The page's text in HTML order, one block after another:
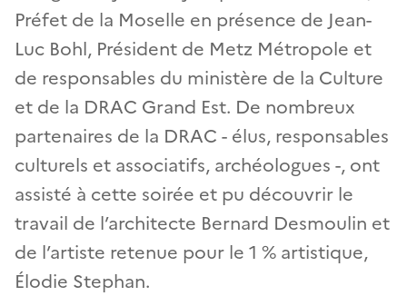
Préfet de la Moselle en présence de Jean-
Luc Bohl, Président de Metz Métropole et
de responsables du ministère de la Culture
et de la DRAC Grand Est. De nombreux
partenaires de la DRAC - élus, responsables
culturels et associatifs, archéologues -, ont
assisté à cette soirée et pu découvrir le
travail de l’architecte Bernard Desmoulin et
de l’artiste retenue pour le 1 % artistique,
Élodie Stephan.